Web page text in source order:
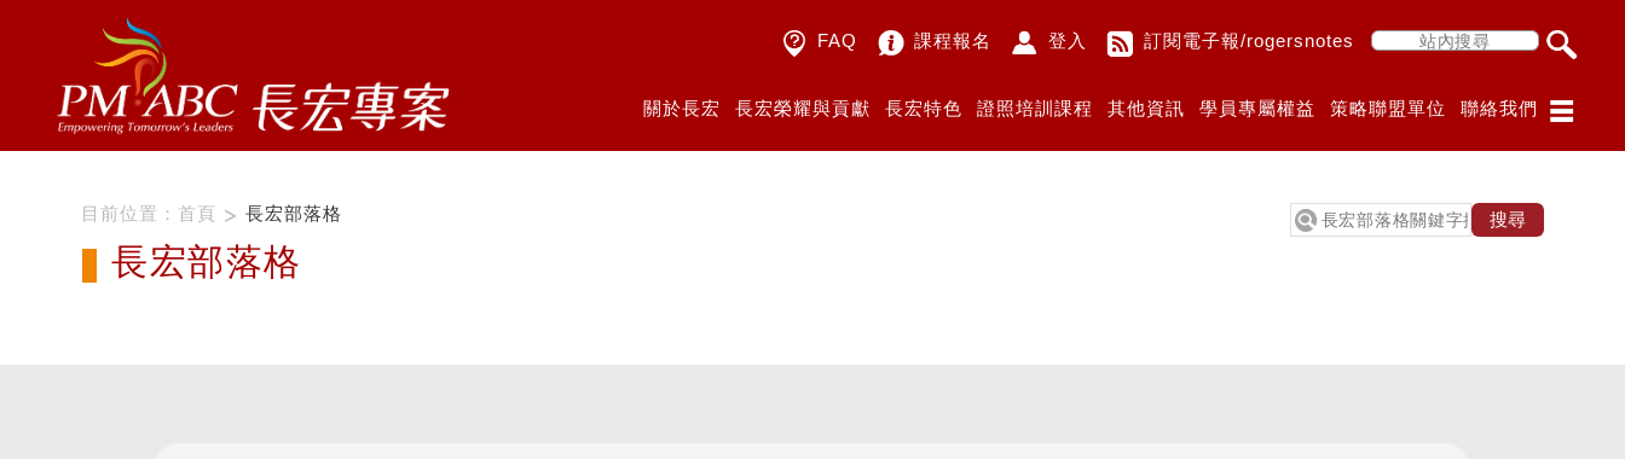
聯絡我們
策略聯盟單位
學員專屬權益
其他資訊
證照培訓課程
長宏特色
長宏榮耀與貢獻
關於長宏
訂閱電子報/rogersnotes
登入
課程報名
FAQ
目前位置：首頁 長宏部落格
長宏部落格